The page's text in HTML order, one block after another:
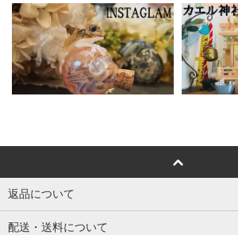
返品について
配送・送料について